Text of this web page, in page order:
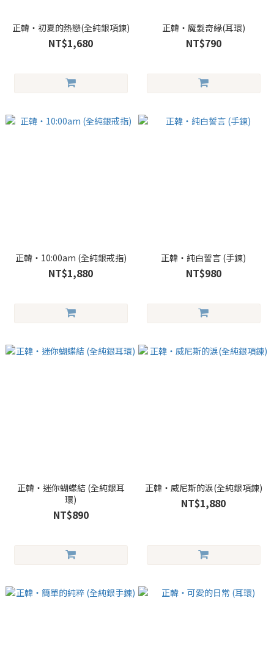
正韓・初夏的熱戀(全純銀項鍊)
NT$1,680
正韓・魔髮奇緣(耳環)
NT$790
正韓・10:00am (全純銀戒指)
NT$1,880
正韓・純白誓言 (手鍊)
NT$980
正韓・迷你蝴蝶結 (全純銀耳
環)
NT$890
正韓・威尼斯的淚(全純銀項鍊)
NT$1,880